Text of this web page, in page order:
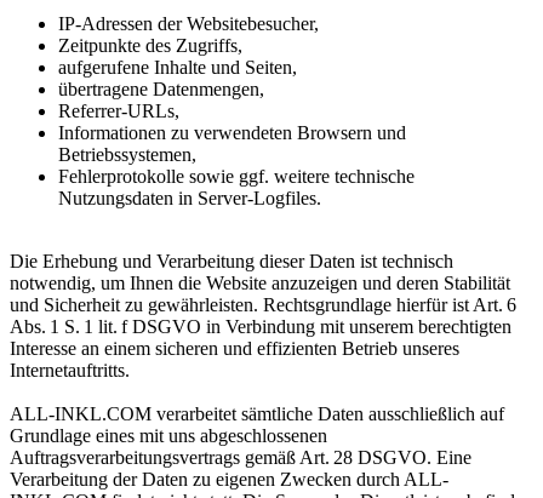
‎IP-Adressen der Websitebesucher,
Zeitpunkte des Zugriffs,
aufgerufene Inhalte und Seiten,
übertragene Datenmengen,
Referrer-URLs,
Informationen zu verwendeten Browsern und
Betriebssystemen,
Fehlerprotokolle sowie ggf. weitere technische
Nutzungsdaten in Server-Logfiles.
Die Erhebung und Verarbeitung dieser Daten ist technisch
notwendig, um Ihnen die Website anzuzeigen und deren Stabilität
und Sicherheit zu gewährleisten. Rechtsgrundlage hierfür ist Art. 6
Abs. 1 S. 1 lit. f DSGVO in Verbindung mit unserem berechtigten
Interesse an einem sicheren und effizienten Betrieb unseres
Internetauftritts.
ALL-INKL.COM verarbeitet sämtliche Daten ausschließlich auf
Grundlage eines mit uns abgeschlossenen
Auftragsverarbeitungsvertrags gemäß Art. 28 DSGVO. Eine
Verarbeitung der Daten zu eigenen Zwecken durch ALL-